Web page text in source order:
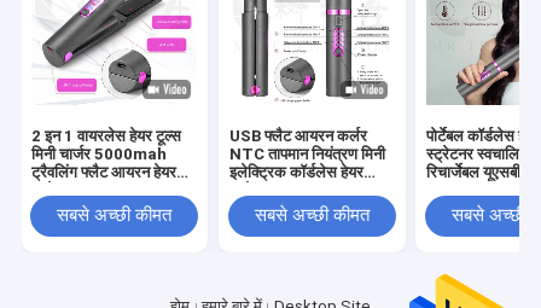
2 इन 1 वायरलेस हेयर टूल्स
मिनी चार्जर 5000mah
ट्रैवलिंग फ्लैट आयरन हेयर
सबसे अच्छी कीमत
USB फ्लैट आयरन कर्लर
NTC तापमान नियंत्रण मिनी
इलेक्ट्रिक कॉर्डलेस हेयर
सबसे अच्छी कीमत
पोर्टेबल कॉर्डलेस हेयर
स्ट्रेटनर स्वचालित
रिचार्जेबल यूएसबी
सबसे अच्छी